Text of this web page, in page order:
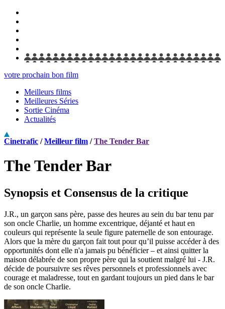
votre prochain bon film
Meilleurs films
Meilleures Séries
Sortie Cinéma
Actualités
Cinetrafic /Meilleur film /The Tender Bar
The Tender Bar
Synopsis et Consensus de la critique
J.R., un garçon sans père, passe des heures au sein du bar tenu par
son oncle Charlie, un homme excentrique, déjanté et haut en
couleurs qui représente la seule figure paternelle de son entourage.
Alors que la mère du garçon fait tout pour qu’il puisse accéder à des
opportunités dont elle n'a jamais pu bénéficier – et ainsi quitter la
maison délabrée de son propre père qui la soutient malgré lui - J.R.
décide de poursuivre ses rêves personnels et professionnels avec
courage et maladresse, tout en gardant toujours un pied dans le bar
de son oncle Charlie.